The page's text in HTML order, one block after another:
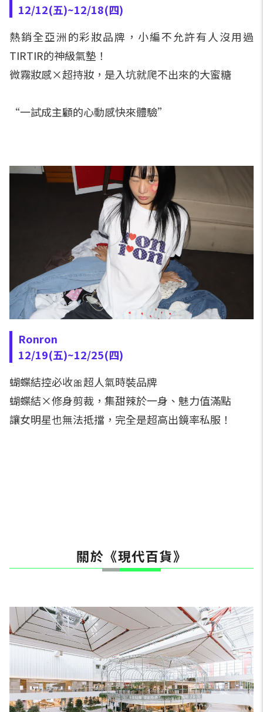
12/12(五)~12/18(四)
熱銷全亞洲的彩妝品牌，小編不允許有人沒用過
TIRTIR的神級氣墊！
微霧妝感×超持妝，是入坑就爬不出來的大蜜糖
“一試成主顧的心動感快來體驗”
Ronron
12/19(五)~12/25(四)
蝴蝶結控必收🎀超人氣時裝品牌
蝴蝶結×修身剪裁，集甜辣於一身、魅力值滿點
讓女明星也無法抵擋，完全是超高出鏡率私服！
關於《現代百貨》